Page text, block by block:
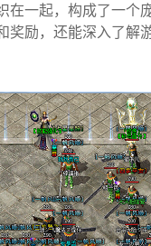
一起，构成了一个
励，还能深入了解